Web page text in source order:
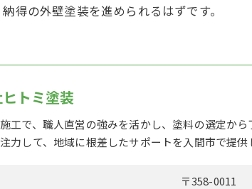
得の外壁塗装を進められるはずです。
トミ塗装
工で、職人直営の強みを活かし、塗料の選定か
力して、地域に根差したサポートを入間市で提供
〒358-0011